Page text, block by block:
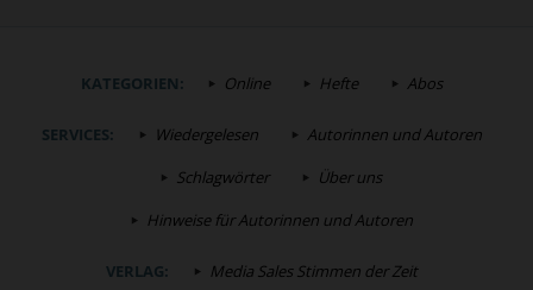
KATEGORIEN: Online Hefte Abos
SERVICES: Wiedergelesen
Autorinnen und Autoren
Schlagwörter
Über uns
Hinweise für Autorinnen und Autoren
VERLAG:
Media Sales Stimmen der Zeit